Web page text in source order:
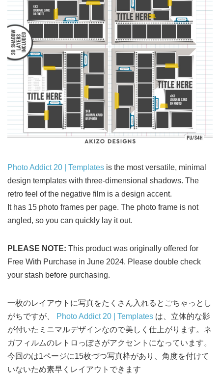
Photo Addict 20 | Templates is the most versatile, minimal
design templates with three-dimensional shadows. The
retro feel of the negative film is a design accent.
It has 15 photo frames per page. The photo frame is not
angled, so you can quickly lay it out.
PLEASE NOTE: This product was originally offered for
Free With Purchase in June 2024. Please double check
your stash before purchasing.
一枚のレイアウトに写真をたくさん入れるとごちゃっとし
がちですが、
Photo Addict 20 | Templates は、立体的な影
が付いたミニマルデザインなので美しく仕上がります。ネ
ガフィルムのレトロっぽさがアクセントになっています。
今回のは1ページに15枚づつ写真枠があり、角度を付けて
いないため素早くレイアウトできます